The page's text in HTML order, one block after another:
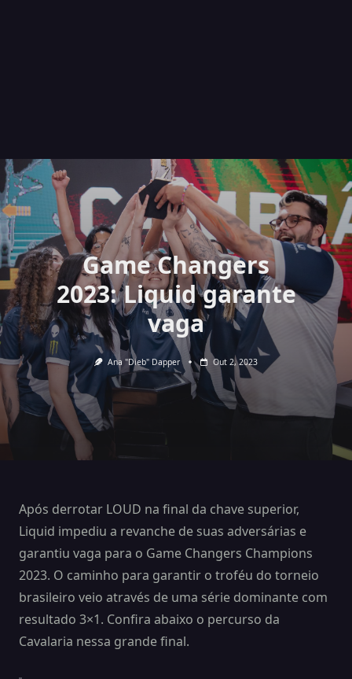
Game Changers
2023: Liquid garante
vaga
Ana "Dieb" Dapper Out 2, 2023
Após derrotar LOUD na final da chave superior,
Liquid impediu a revanche de suas adversárias e
garantiu vaga para o Game Changers Champions
2023. O caminho para garantir o troféu do torneio
brasileiro veio através de uma série dominante com
resultado 3×1. Confira abaixo o percurso da
Cavalaria nessa grande final.